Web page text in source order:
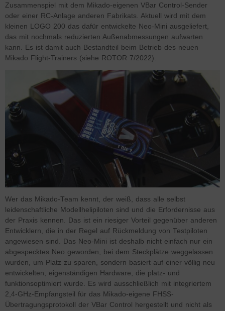
Zusammenspiel mit dem Mikado-eigenen VBar Control-Sender
oder einer RC-Anlage anderen Fabrikats. Aktuell wird mit dem
kleinen LOGO 200 das dafür entwickelte Neo-Mini ausgeliefert,
das mit nochmals reduzierten Außenabmessungen aufwarten
kann. Es ist damit auch Bestandteil beim Betrieb des neuen
Mikado Flight-Trainers (siehe ROTOR 7/2022).
Wer das Mikado-Team kennt, der weiß, dass alle selbst
leidenschaftliche Modellhelipiloten sind und die Erfordernisse aus
der Praxis kennen. Das ist ein riesiger Vorteil gegenüber anderen
Entwicklern, die in der Regel auf Rückmeldung von Testpiloten
angewiesen sind. Das Neo-Mini ist deshalb nicht einfach nur ein
abgespecktes Neo geworden, bei dem Steckplätze weggelassen
wurden, um Platz zu sparen, sondern basiert auf einer völlig neu
entwickelten, eigenständigen Hardware, die platz- und
funktionsoptimiert wurde. Es wird ausschließlich mit integriertem
2,4-GHz-Empfangsteil für das Mikado-eigene FHSS-
Übertragungsprotokoll der VBar Control hergestellt und nicht als